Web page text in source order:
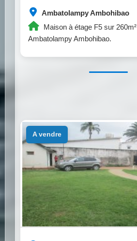
Ambatolampy Ambohibao
Maison à étage F5 sur
Ambatolampy Ambohibao.
a vendre